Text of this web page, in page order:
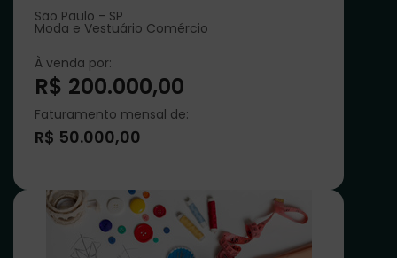
São Paulo - SP
Moda e Vestuário Comércio
À venda por:
R$ 200.000,00
Faturamento mensal de:
R$ 50.000,00